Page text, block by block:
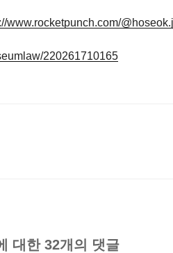
www.rocketpunch.com/
220261710165
대한 32개의 댓글